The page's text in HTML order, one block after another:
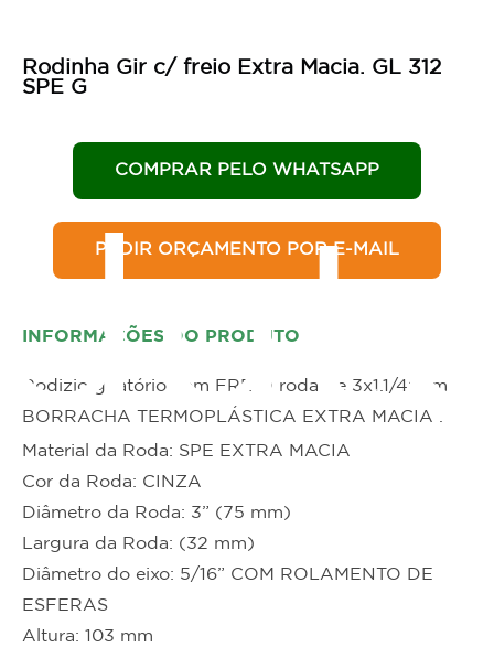
Rodinha Gir c/ freio Extra Macia. GL 312
SPE G
COMPRAR PELO WHATSAPP
PEDIR ORÇAMENTO POR E-MAIL
INFORMAÇÕES DO PRODUTO
Rodizio giratório com FREIO roda de 3x1.1/4" em
BORRACHA TERMOPLÁSTICA EXTRA MACIA .
Material da Roda: SPE EXTRA MACIA
Cor da Roda: CINZA
Diâmetro da Roda: 3” (75 mm)
Largura da Roda: (32 mm)
Diâmetro do eixo: 5/16” COM ROLAMENTO DE
ESFERAS
Altura: 103 mm